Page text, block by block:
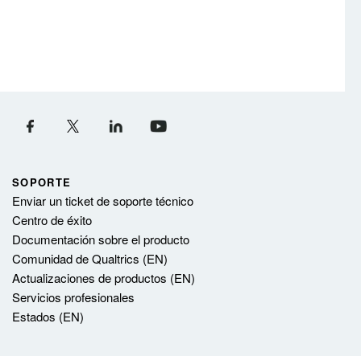
SOPORTE
Enviar un ticket de soporte técnico
Centro de éxito
Documentación sobre el producto
Comunidad de Qualtrics (EN)
Actualizaciones de productos (EN)
Servicios profesionales
Estados (EN)